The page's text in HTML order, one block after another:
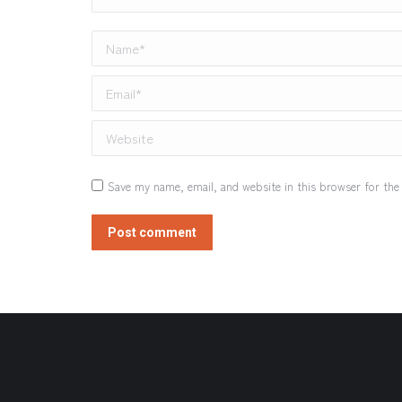
Name *
Email *
Website
Save my name, email, and website in this browser for
Post comment